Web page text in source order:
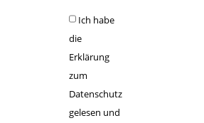
Ich habe
die
Erklärung
zum
Datenschutz
gelesen und